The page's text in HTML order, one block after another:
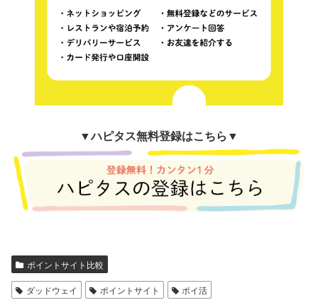
▼ハピタス無料登録はこちら▼
ポイントサイト比較
ダッドウェイ ポイントサイト ポイ活